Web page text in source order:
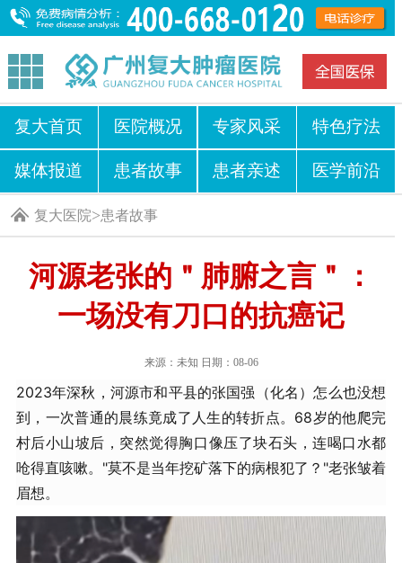
复大首页 医院概况 专家风采 特色疗法
媒体报道 患者故事 患者亲述 医学前沿
复大医院>患者故事
河源老张的＂肺腑之言＂：
一场没有刀口的抗癌记
来源：未知 日期：08-06
2023年深秋，河源市和平县的张国强（化名）怎么也没想
到，一次普通的晨练竟成了人生的转折点。68岁的他爬完
村后小山坡后，突然觉得胸口像压了块石头，连喝口水都
呛得直咳嗽。"莫不是当年挖矿落下的病根犯了？"老张皱着
眉想。